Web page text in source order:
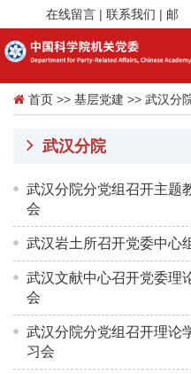
在线留言 | 联系我们 | 邮
首页 >> 基层党建 >> 武汉分
武汉分院
武汉分院分党组召开主题
会
武汉岩土所召开党委中心
武汉文献中心召开党委理
会
武汉分院分党组召开理论
习会